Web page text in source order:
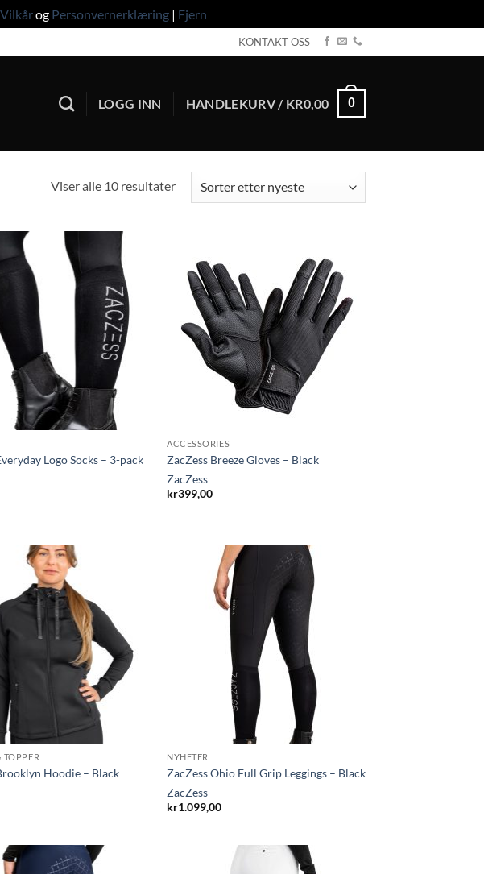
Vilkårog Personvernerklæring | Fjern
KONTAKT OSS
LOGG INN HANDLEKURV / KR0,00 0
Viser alle 10 resultaterSortert
etter
Logo Socks – 3-pack
ACCESSORIES
ZacZess Breeze Gloves – Black
ZacZess
kr399,00
TOPPER
Hoodie – Black
NYHETER
ZacZess Ohio Full Grip Leggings – Black
ZacZess
kr1.099,00